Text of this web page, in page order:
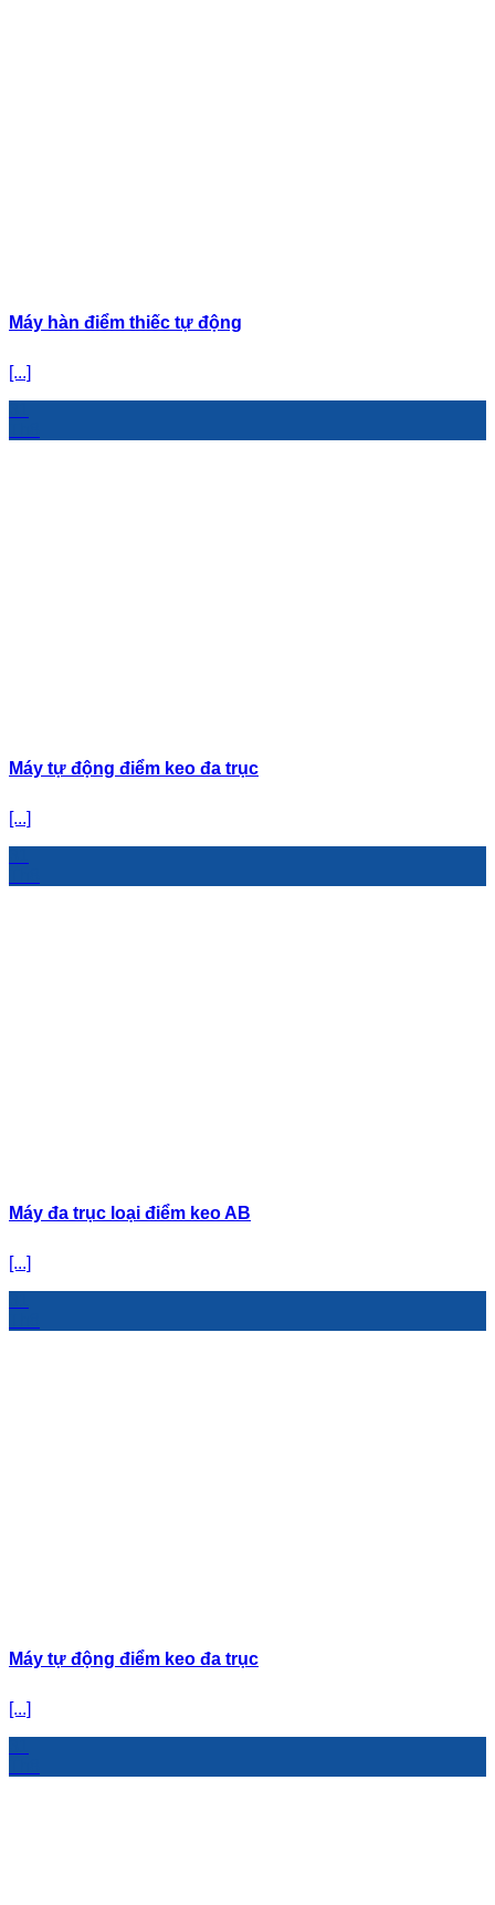
Máy hàn điểm thiếc tự động
[...]
Máy tự động điểm keo đa trục
[...]
Máy đa trục loại điểm keo AB
[...]
Máy tự động điểm keo đa trục
[...]